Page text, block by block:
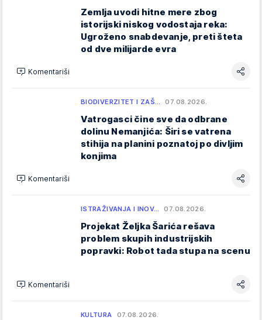
Zemlja uvodi hitne mere zbog
istorijski niskog vodostaja reka:
Ugroženo snabdevanje, preti šteta
od dve milijarde evra
Komentariši
BIODIVERZITET I ZAŠ… 07.08.2026.
Vatrogasci čine sve da odbrane
dolinu Nemanjića: Širi se vatrena
stihija na planini poznatoj po divljim
konjima
Komentariši
ISTRAŽIVANJA I INOV… 07.08.2026.
Projekat Željka Šarića rešava
problem skupih industrijskih
popravki: Robot tada stupa na scenu
Komentariši
KULTURA 07.08.2026.